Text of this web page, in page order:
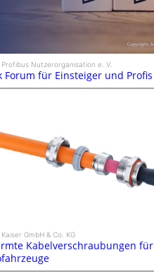
Profibus Nutzerorganisation e. V.
Forum für Einsteiger und Profis
Kaiser GmbH & Co. KG
Kabelverschraubungen für